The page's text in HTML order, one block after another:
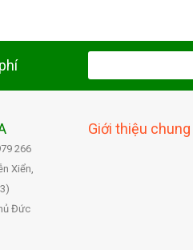
266
Xiển,
Đức
Giới thiệu chung